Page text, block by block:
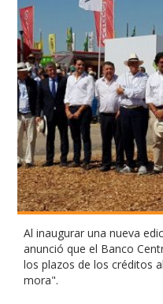
Al inaugurar una nueva
anunció que el Banco
los plazos de los créditos
mora".